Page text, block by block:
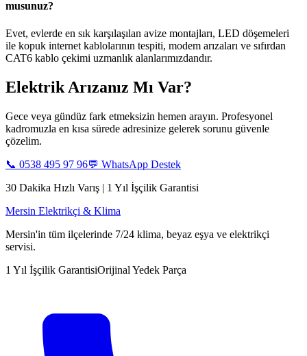
musunuz?
Evet, evlerde en sık karşılaşılan avize montajları, LED döşemeleri
ile kopuk internet kablolarının tespiti, modem arızaları ve sıfırdan
CAT6 kablo çekimi uzmanlık alanlarımızdandır.
Elektrik Arızanız Mı Var?
Gece veya gündüz fark etmeksizin hemen arayın. Profesyonel
kadromuzla en kısa sürede adresinize gelerek sorunu güvenle
çözelim.
📞 0538 495 97 96💬 WhatsApp Destek
30 Dakika Hızlı Varış | 1 Yıl İşçilik Garantisi
Mersin Elektrikçi & Klima
Mersin'in tüm ilçelerinde 7/24 klima, beyaz eşya ve elektrikçi
servisi.
1 Yıl İşçilik GarantisiOrijinal Yedek Parça